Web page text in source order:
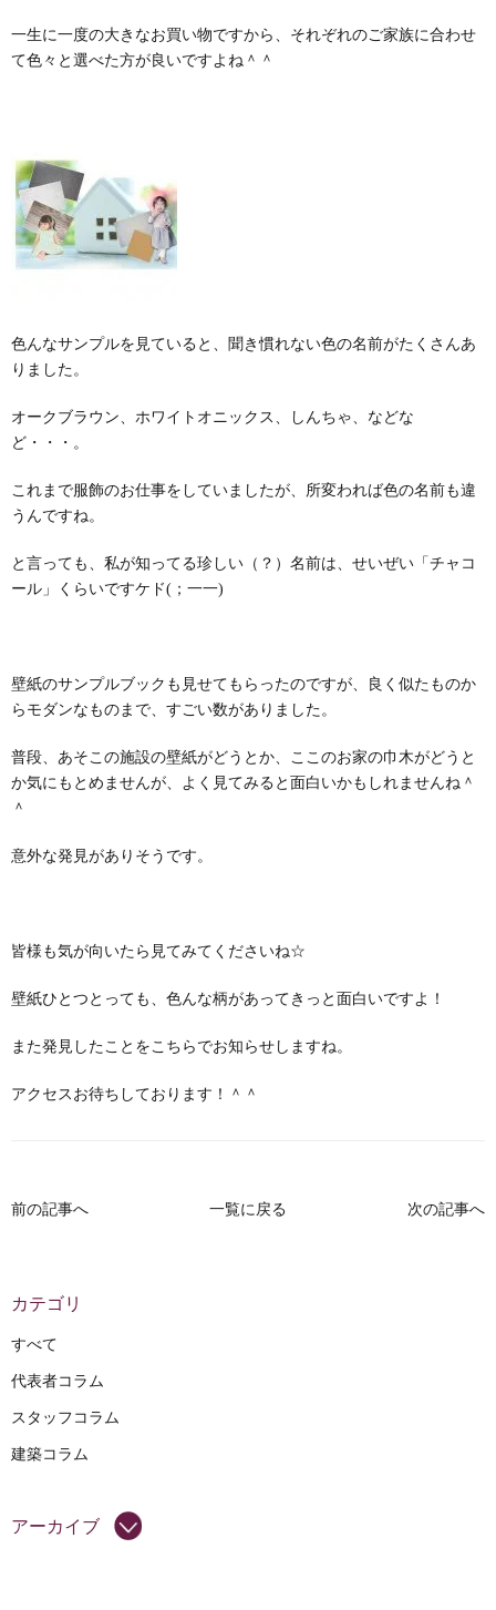
一生に一度の大きなお買い物ですから、それぞれのご家族に合わせ
て色々と選べた方が良いですよね＾＾
色んなサンプルを見ていると、聞き慣れない色の名前がたくさんあ
りました。
オークブラウン、ホワイトオニックス、しんちゃ、などな
ど・・・。
これまで服飾のお仕事をしていましたが、所変われば色の名前も違
うんですね。
と言っても、私が知ってる珍しい（？）名前は、せいぜい「チャコ
ール」くらいですケド(；一一)
壁紙のサンプルブックも見せてもらったのですが、良く似たものか
らモダンなものまで、すごい数がありました。
普段、あそこの施設の壁紙がどうとか、ここのお家の巾木がどうと
か気にもとめませんが、よく見てみると面白いかもしれませんね＾
＾
意外な発見がありそうです。
皆様も気が向いたら見てみてくださいね☆
壁紙ひとつとっても、色んな柄があってきっと面白いですよ！
また発見したことをこちらでお知らせしますね。
アクセスお待ちしております！＾＾
前の記事へ 一覧に戻る 次の記事へ
カテゴリ
すべて
代表者コラム
スタッフコラム
建築コラム
アーカイブ